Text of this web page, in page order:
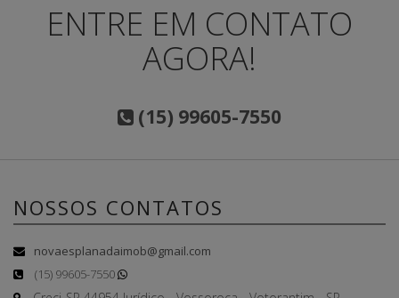
ENTRE EM CONTATO
AGORA!
(15) 99605-7550
NOSSOS CONTATOS
novaesplanadaimob@gmail.com
(15) 99605-7550